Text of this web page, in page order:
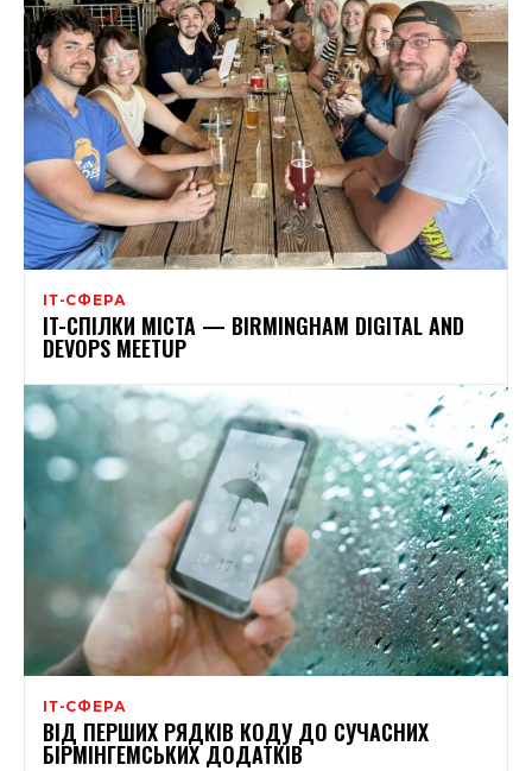
ІТ-СФЕРА
IT-СПІЛКИ МІСТА — BIRMINGHAM DIGITAL AND
DEVOPS MEETUP
ІТ-СФЕРА
ВІД ПЕРШИХ РЯДКІВ КОДУ ДО СУЧАСНИХ
БІРМІНГЕМСЬКИХ ДОДАТКІВ